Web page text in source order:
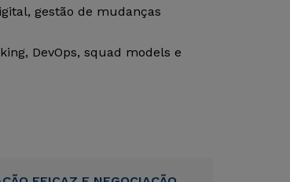
gestão de mudanças
DevOps, squad models e